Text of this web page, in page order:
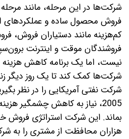
شرکتها در این مرحله، مانند
فروش محصول ساده و عملکردهای
کمهزینه مانند دستیاران فروش،
فروشندگان موقت و اینترنت
نیست، اما یک برنامه کاهش هزینه
شرکت‌ها کمک کند تا یک روز دیگر
شرکت نفتی آمریکایی را در نظر
2005، نیاز به کاهش چشمگیر
بماند. این شرکت استراتژی فروش
هزاران محافظت از مشتری را به